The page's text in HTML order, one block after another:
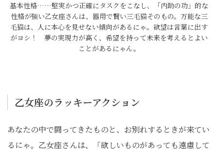
基本性格……堅実かつ正確にタスクをこなし、「内助の功」的な
性格が強い乙女座さんは、器用で賢い三毛猫そのもの。万能な三
毛猫は、人に本心を見せない傾向があるにゃ。欲望は言葉に出す
がヨシ！ 夢の実現力が高く、希望を持って未来を考えるとよい
ことがあるにゃん。
乙女座のラッキーアクション
あなたの中で闘ってきたものと、お別れするときが来てい
るにゃ。乙女座さんは、「欲しいものがあっても遠慮して